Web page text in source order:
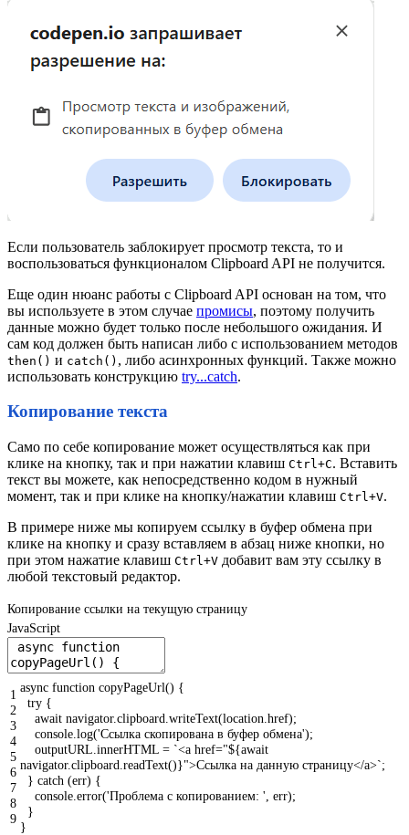
Если пользователь заблокирует просмотр текста, то и
воспользоваться функционалом Clipboard API не получится.
Еще один нюанс работы с Clipboard API основан на том, что
вы используете в этом случае промисы, поэтому получить
данные можно будет только после небольшого ожидания. И
сам код должен быть написан либо с использованием методов
then() и catch() , либо асинхронных функций. Также можно
использовать конструкцию try...catch.
Копирование текста
Само по себе копирование может осуществляться как при
клике на кнопку, так и при нажатии клавиш Ctrl+C. Вставить
текст вы можете, как непосредственно кодом в нужный
момент, так и при клике на кнопку/нажатии клавиш Ctrl+V.
В примере ниже мы копируем ссылку в буфер обмена при
клике на кнопку и сразу вставляем в абзац ниже кнопки, но
при этом нажатие клавиш Ctrl+V добавит вам эту ссылку в
любой текстовый редактор.
Копирование ссылки на текущую страницу
JavaScript
1
2
3
4
5
6
7
8
9
async function copyPageUrl() {
try {
await navigator. clipboard writeText(location href);
console log('Ссылка скопирована в буфер обмена');
outputURL innerHTML = `<a href="${await
navigator.clipboard.readText()}">Ссылка на данную страницу</a>`;
} catch (err) {
console error('Проблема с копированием: ' err);
}
}